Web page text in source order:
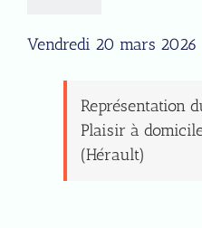
Vendredi 20 mars 2026
Représentation
Plaisir à
(Hérault)